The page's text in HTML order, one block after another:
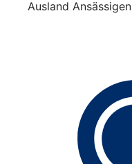
Ausland Ansässigen